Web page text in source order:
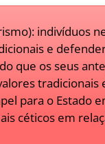
indivíduos
e
que os seus
para o Estado
céticos em